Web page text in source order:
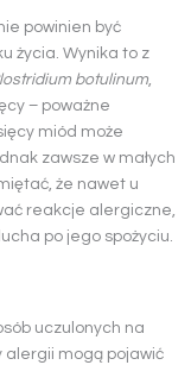
powinien być
życia. Wynika to z
botulinum,
– poważne
miód może
zawsze w małych
że nawet u
reakcje alergiczne,
po jego spożyciu.
uczulonych na
alergii mogą pojawić